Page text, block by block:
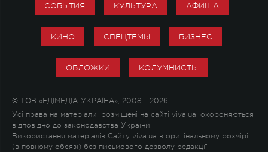
СОБЫТИЯ КУЛЬТУРА АФИША
КИНО СПЕЦТЕМЫ БИЗНЕС
ОБЛОЖКИ КОЛУМНИСТЫ
© ТОВ «ЕДІМЕДІА-УКРАЇНА», 2008 - 2026
Усі права на матеріали, розміщені на сайті viva.ua, охороняються
відповідно до законодавства України.
Використання матеріалів Сайту viva.ua в оригінальному розмірі
(в повному обсязі) без письмового дозволу редакції